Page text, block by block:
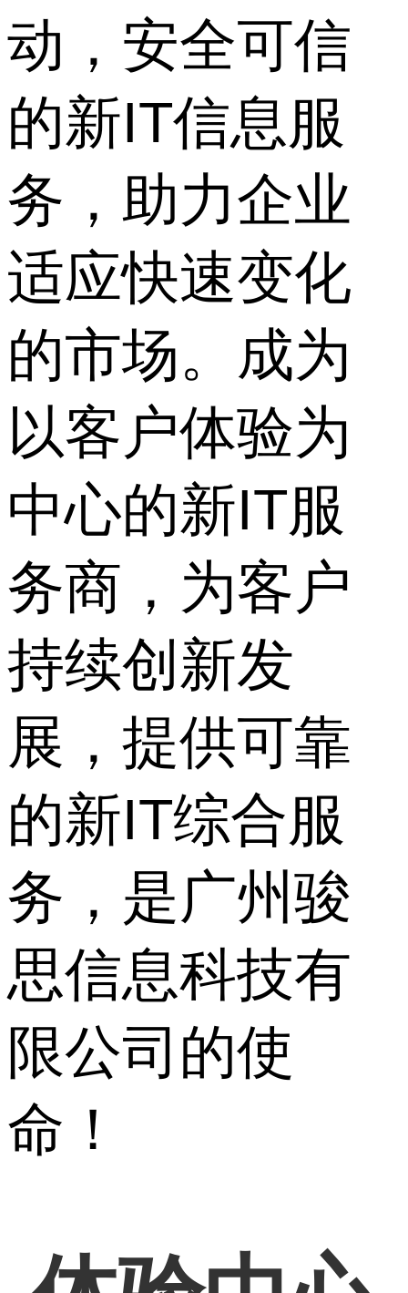
动，安全可信
的新IT信息服
务，助力企业
适应快速变化
的市场。成为
以客户体验为
中心的新IT服
务商，为客户
持续创新发
展，提供可靠
的新IT综合服
务，是广州骏
思信息科技有
限公司的使
命！